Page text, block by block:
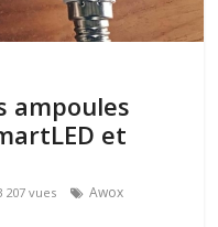
ampoules
et
207 vues Awox